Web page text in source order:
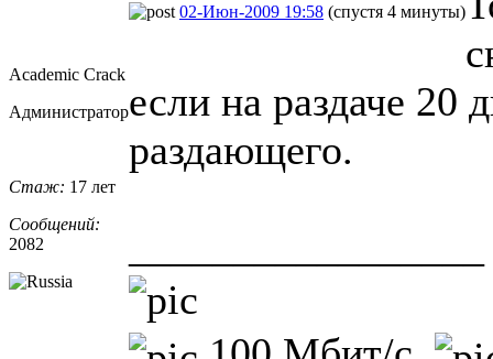
Academic Crack
Администратор
Стаж: 17 лет
Сообщений:
2082
02-Июн-2009 19:58 (спустя 4 минуты)
если на раздаче 20
раздающего.